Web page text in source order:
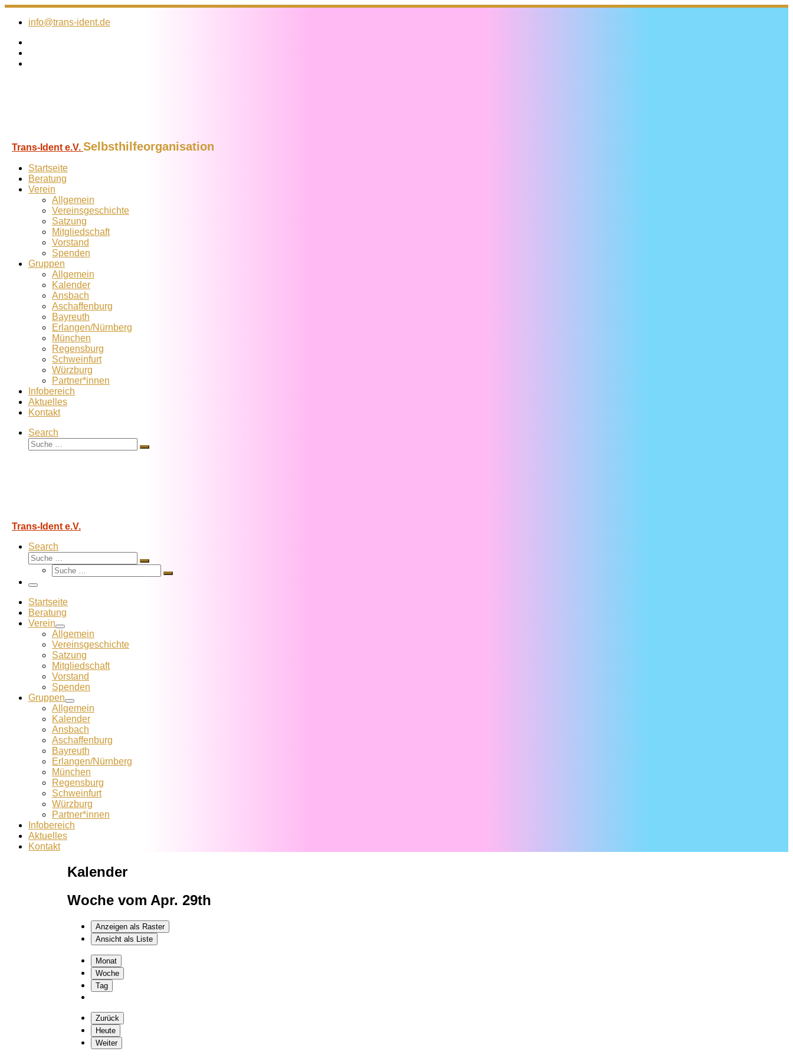
Zum
Inhalt
info@trans-ident.de
Trans-Ident e.V. Selbsthilfeorganisation
Startseite
Beratung
Verein
Allgemein
Vereins­geschichte
Satzung
Mitglied­schaft
Vorstand
Spenden
Gruppen
Allgemein
Kalender
Ansbach
Aschaffenburg
Bayreuth
Erlangen/Nürnberg
München
Regensburg
Schweinfurt
Würzburg
Partner*innen
Infobereich
Aktuelles
Kontakt
Search
Suche
Suche
Trans-Ident e.V.
Search
Suche
Suche
Suche
Suche
Menü
Startseite
Beratung
Verein
Allgemein
Vereins­geschichte
Satzung
Mitglied­schaft
Vorstand
Spenden
Gruppen
Allgemein
Kalender
Ansbach
Aschaffenburg
Bayreuth
Erlangen/Nürnberg
München
Regensburg
Schweinfurt
Würzburg
Partner*innen
Infobereich
Aktuelles
Kontakt
Kalender
Woche vom Apr. 29th
Anzeigen als Raster
Ansicht als Liste
Monat
Woche
Tag
Zurück
Heute
Weiter